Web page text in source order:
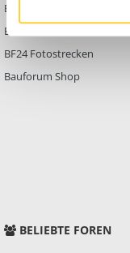
Bauforum24 TV
BF24 Mediathek
BF24 Fotostrecken
Bauforum Shop
BELIEBTE FOREN